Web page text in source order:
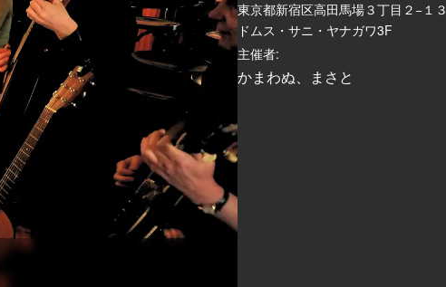
東京都新宿区高田馬場３丁目２−１３
ドムス・サニ・ヤナガワ3F
主催者:
かまわぬ、まさと